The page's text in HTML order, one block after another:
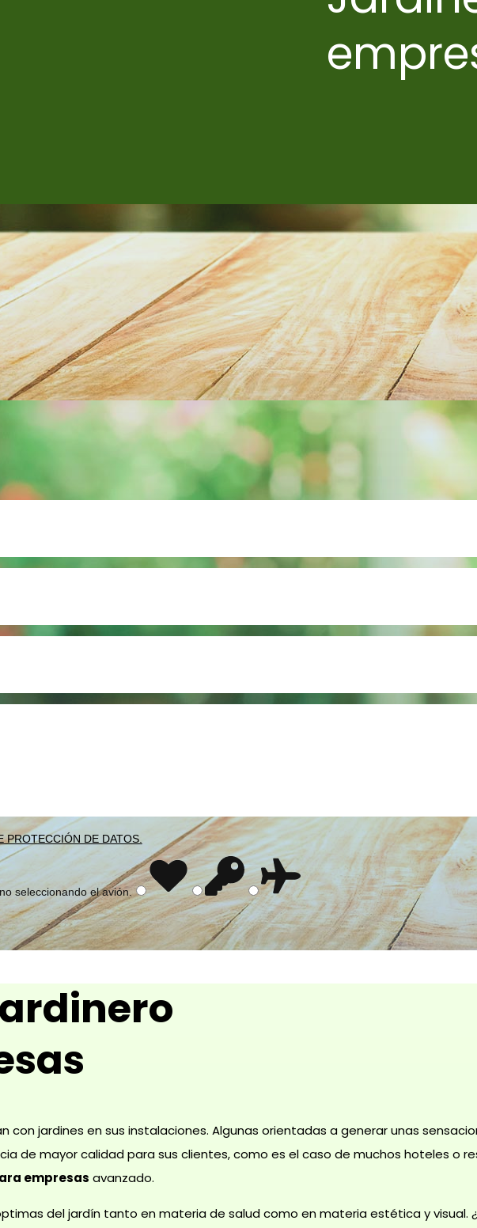
PROTECCIÓN DE DATOS.
seleccionando el avión.
con jardines en sus instalaciones. Algunas orientadas a generar unas
de mayor calidad para sus clientes, como es el caso de muchos hoteles o
empresas avanzado.
del jardín tanto en materia de salud como en materia estética y visual.